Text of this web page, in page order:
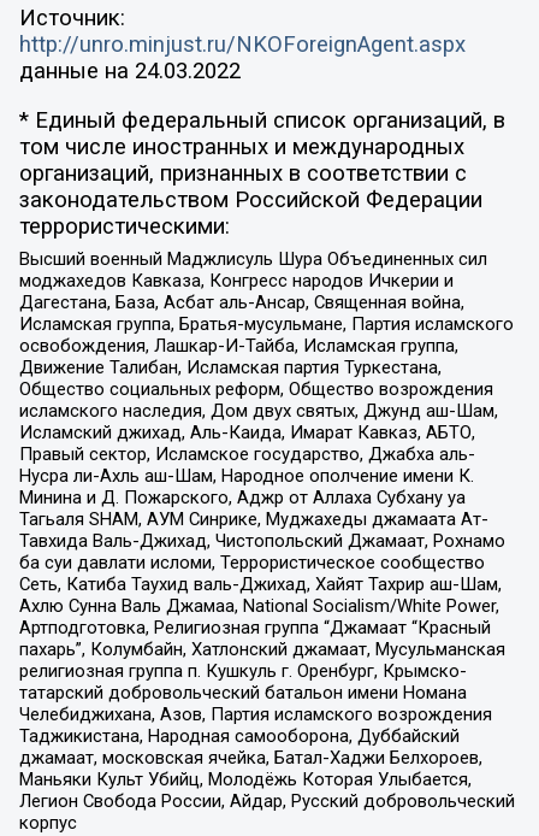
Источник:
http://unro.minjust.ru/NKOForeignAgent.aspx
данные на 24.03.2022
* Единый федеральный список организаций, в
том числе иностранных и международных
организаций, признанных в соответствии с
законодательством Российской Федерации
террористическими:
Высший военный Маджлисуль Шура Объединенных сил
моджахедов Кавказа, Конгресс народов Ичкерии и
Дагестана, База, Асбат аль-Ансар, Священная война,
Исламская группа, Братья-мусульмане, Партия исламского
освобождения, Лашкар-И-Тайба, Исламская группа,
Движение Талибан, Исламская партия Туркестана,
Общество социальных реформ, Общество возрождения
исламского наследия, Дом двух святых, Джунд аш-Шам,
Исламский джихад, Аль-Каида, Имарат Кавказ, АБТО,
Правый сектор, Исламское государство, Джабха аль-
Нусра ли-Ахль аш-Шам, Народное ополчение имени К.
Минина и Д. Пожарского, Аджр от Аллаха Субхану уа
Тагьаля SHAM, АУМ Синрике, Муджахеды джамаата Ат-
Тавхида Валь-Джихад, Чистопольский Джамаат, Рохнамо
ба суи давлати исломи, Террористическое сообщество
Сеть, Катиба Таухид валь-Джихад, Хайят Тахрир аш-Шам,
Ахлю Сунна Валь Джамаа, National Socialism/White Power,
Артподготовка, Религиозная группа “Джамаат “Красный
пахарь”, Колумбайн, Хатлонский джамаат, Мусульманская
религиозная группа п. Кушкуль г. Оренбург, Крымско-
татарский добровольческий батальон имени Номана
Челебиджихана, Азов, Партия исламского возрождения
Таджикистана, Народная самооборона, Дуббайский
джамаат, московская ячейка, Батал-Хаджи Белхороев,
Маньяки Культ Убийц, Молодёжь Которая Улыбается,
Легион Свобода России, Айдар, Русский добровольческий
корпус